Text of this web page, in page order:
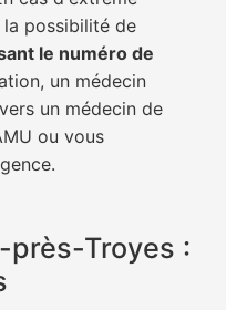
la possibilité de
le numéro de
un médecin
un médecin de
ou vous
près-Troyes :